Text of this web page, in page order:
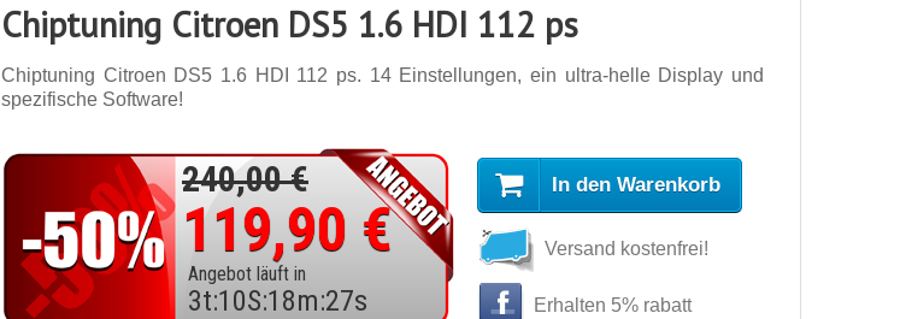
Chiptuning Citroen DS5 1.6 HDI 112 ps
Chiptuning Citroen DS5 1.6 HDI 112 ps. 14 Einstellungen, ein ultra-helle Display und
spezifische Software!
240,00 €
119,90 €
Angebot läuft in
3t:10S:18m:25s
In den Warenkorb
Versand kostenfrei!
Erhalten 5% rabatt